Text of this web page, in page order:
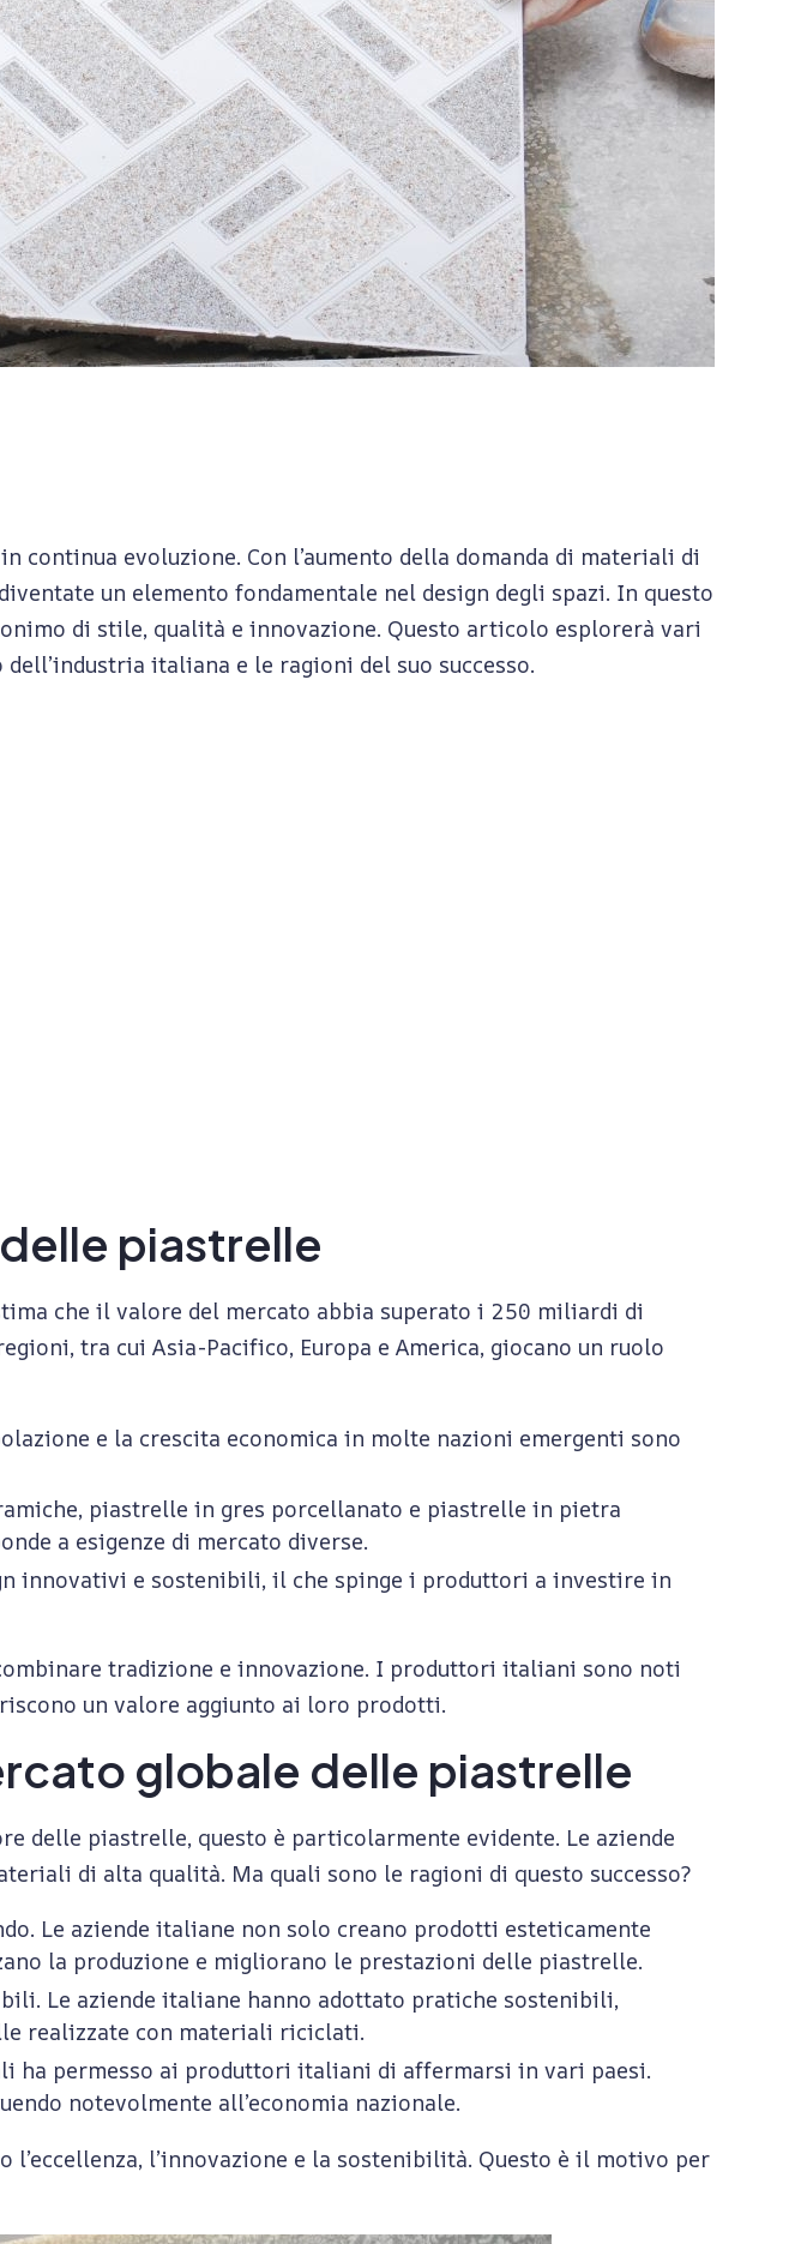
continua evoluzione. Con l’aumento della domanda di materiali di
un elemento fondamentale nel design degli spazi. In questo
di stile, qualità e innovazione. Questo articolo esplorerà vari
italiana e le ragioni del suo successo.
piastrelle
che il valore del mercato abbia superato i 250 miliardi di
tra cui Asia-Pacifico, Europa e America, giocano un ruolo
e la crescita economica in molte nazioni emergenti sono
piastrelle in gres porcellanato e piastrelle in pietra
a esigenze di mercato diverse.
innovativi e sostenibili, il che spinge i produttori a investire in
tradizione e innovazione. I produttori italiani sono noti
un valore aggiunto ai loro prodotti.
globale delle piastrelle
delle piastrelle, questo è particolarmente evidente. Le aziende
di alta qualità. Ma quali sono le ragioni di questo successo?
Le aziende italiane non solo creano prodotti esteticamente
la produzione e migliorano le prestazioni delle piastrelle.
Le aziende italiane hanno adottato pratiche sostenibili,
realizzate con materiali riciclati.
ha permesso ai produttori italiani di affermarsi in vari paesi.
notevolmente all’economia nazionale.
l’innovazione e la sostenibilità. Questo è il motivo per